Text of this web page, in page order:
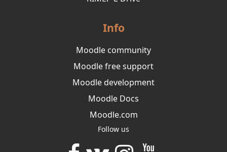
Info
Moodle community
Moodle free support
Moodle development
Moodle Docs
Moodle.com
Follow us